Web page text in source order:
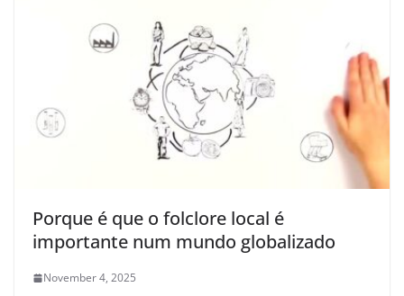
Porque é que o folclore local é
importante num mundo globalizado
November 4, 2025